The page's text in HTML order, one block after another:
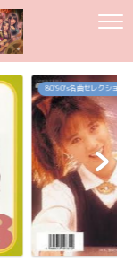
80`90's名曲セレクション